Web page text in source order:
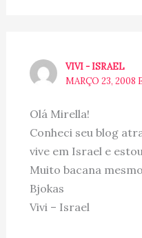
VIVI - ISRAEL
MARÇO 23, 2008
Olá Mirella!
Conheci seu blog
vive em Israel e
Muito bacana
Bjokas
Vivi – Israel